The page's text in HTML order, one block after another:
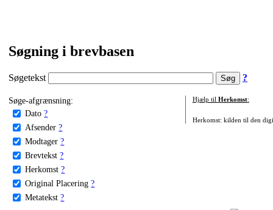
Søgning i brevbasen
Søgetekst ?
Søge-afgrænsning:
Dato ?
Afsender ?
Modtager ?
Brevtekst ?
Herkomst ?
Original Placering ?
Metatekst ?
Hjælp til Herkomst:
Herkomst: kilden til den